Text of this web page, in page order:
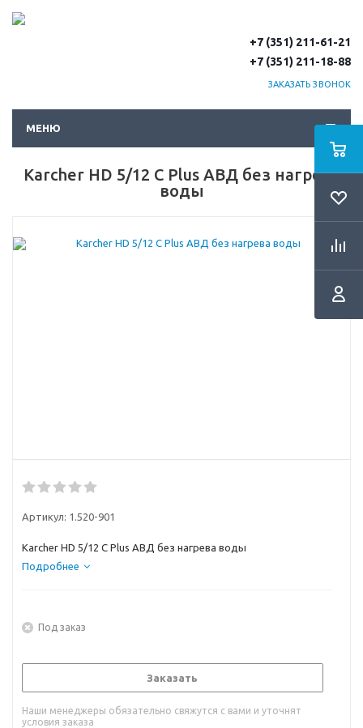
+7 (351) 211-61-21
+7 (351) 211-18-88
ЗАКАЗАТЬ ЗВОНОК
МЕНЮ
Karcher HD 5/12 C Plus АВД без нагрева
воды
Артикул: 1.520-901
Karcher HD 5/12 C Plus АВД без нагрева воды
Подробнее
Под заказ
Заказать
Наши менеджеры обязательно свяжутся с вами и уточнят
условия заказа